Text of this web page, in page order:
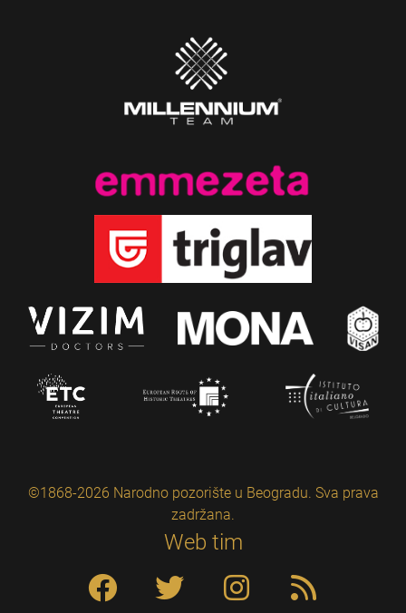
©1868-2026 Narodno pozorište u Beogradu. Sva prava
zadržana.
Web tim